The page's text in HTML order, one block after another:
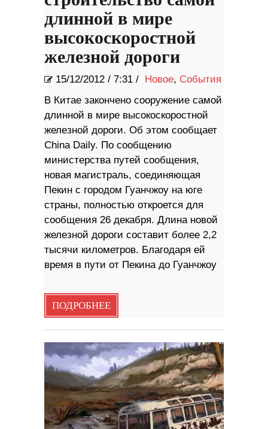
длинной в мире
высокоскоростной
железной дороги
15/12/2012 / 7:31 / Новое, События
В Китае закончено сооружение самой
длинной в мире высокоскоростной
железной дороги. Об этом сообщает
China Daily. По сообщению
министерства путей сообщения,
новая магистраль, соединяющая
Пекин с городом Гуанчжоу на юге
страны, полностью откроется для
сообщения 26 декабря. Длина новой
железной дороги составит более 2,2
тысячи километров. Благодаря ей
время в пути от Пекина до Гуанчжоу
ПОДРОБНЕЕ